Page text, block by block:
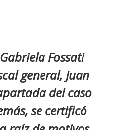
Fossati
general, Juan
del caso
se certificó